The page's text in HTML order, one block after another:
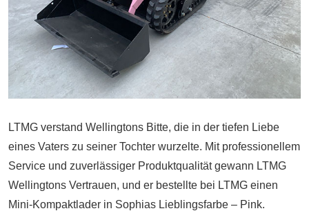
LTMG verstand Wellingtons Bitte, die in der tiefen Liebe
eines Vaters zu seiner Tochter wurzelte. Mit professionellem
Service und zuverlässiger Produktqualität gewann LTMG
Wellingtons Vertrauen, und er bestellte bei LTMG einen
Mini-Kompaktlader in Sophias Lieblingsfarbe – Pink.